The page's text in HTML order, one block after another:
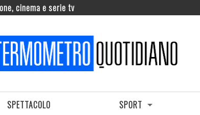
cinema e serie tv
SPETTACOLO SPORT